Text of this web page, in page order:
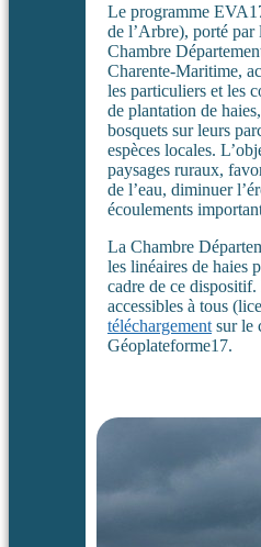
Le programme
de l’Arbre), porté par
Chambre
Charente-Maritime,
les particuliers et les
de plantation de
bosquets sur leurs
espèces locales.
paysages ruraux,
de l’eau, diminuer
écoulements
La Chambre
les linéaires de haies
cadre de ce
accessibles à tous
téléchargement sur le
Géoplateforme17.